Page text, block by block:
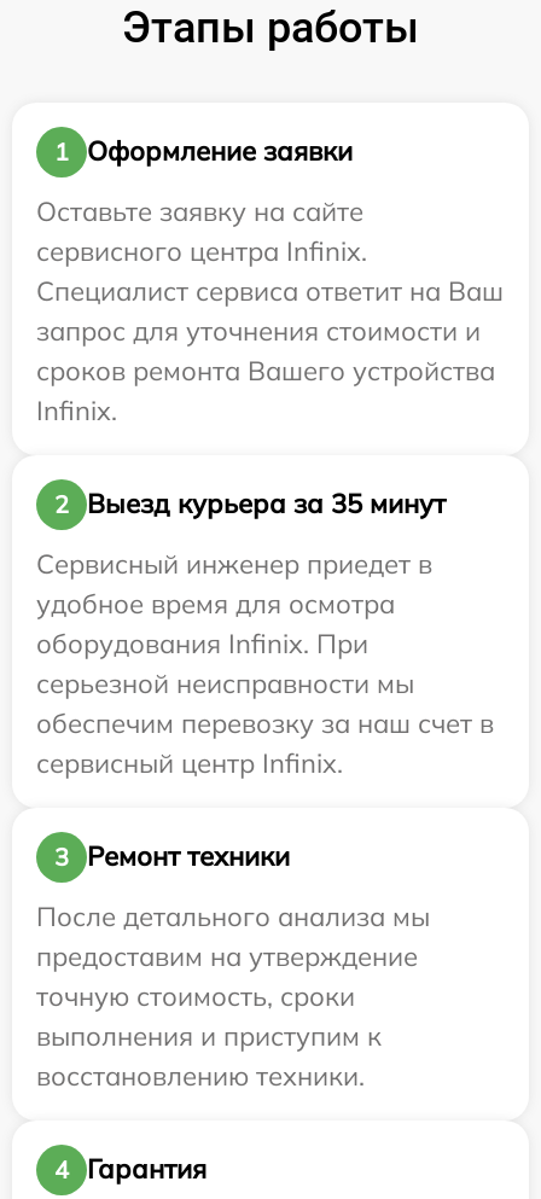
Этапы работы
1
Оформление заявки
Оставьте заявку на сайте
сервисного центра Infinix.
Специалист сервиса ответит на Ваш
запрос для уточнения стоимости и
сроков ремонта Вашего устройства
Infinix.
2
Выезд курьера за 35 минут
Сервисный инженер приедет в
удобное время для осмотра
оборудования Infinix. При
серьезной неисправности мы
обеспечим перевозку за наш счет в
сервисный центр Infinix.
3
Ремонт техники
После детального анализа мы
предоставим на утверждение
точную стоимость, сроки
выполнения и приступим к
восстановлению техники.
4 Гарантия